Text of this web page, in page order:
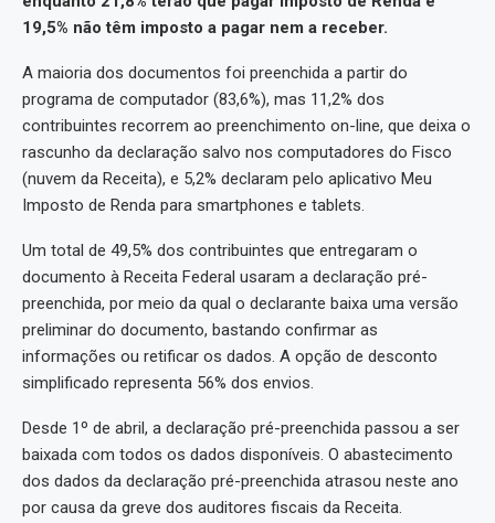
19,5% não têm imposto a pagar nem a receber.
A maioria dos documentos foi preenchida a partir do
programa de computador (83,6%), mas 11,2% dos
contribuintes recorrem ao preenchimento on-line, que deixa o
rascunho da declaração salvo nos computadores do Fisco
(nuvem da Receita), e 5,2% declaram pelo aplicativo Meu
Imposto de Renda para smartphones e tablets.
Um total de 49,5% dos contribuintes que entregaram o
documento à Receita Federal usaram a declaração pré-
preenchida, por meio da qual o declarante baixa uma versão
preliminar do documento, bastando confirmar as
informações ou retificar os dados. A opção de desconto
simplificado representa 56% dos envios.
Desde 1º de abril, a declaração pré-preenchida passou a ser
baixada com todos os dados disponíveis. O abastecimento
dos dados da declaração pré-preenchida atrasou neste ano
por causa da greve dos auditores fiscais da Receita.